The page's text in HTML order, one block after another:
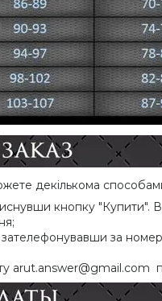
декількома
кнопку "Купити".
за
arut.answer@gmail.com